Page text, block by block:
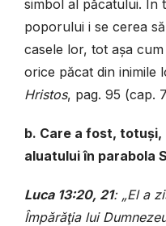
simbol al păcatului. În
poporului i se cerea
casele lor, tot așa
orice păcat din inimile
Hristos, pag. 95 (cap.
b. Care a fost, totuși,
aluatului în parabola
Luca 13:20, 21: „El a
Împărăţia lui